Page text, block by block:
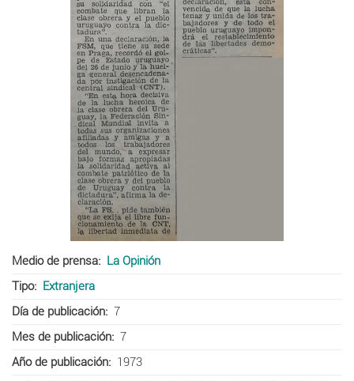
Medio de prensa
La Opinión
Tipo
Extranjera
Día de publicación
7
Mes de publicación
7
Año de publicación
1973